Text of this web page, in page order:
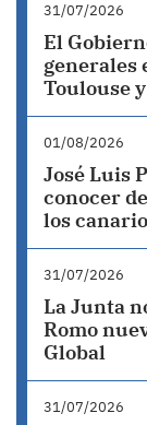
31/07/2026
El
generales
Toulouse
01/08/2026
José Luis
conocer
los
31/07/2026
La Junta
Romo
Global
31/07/2026